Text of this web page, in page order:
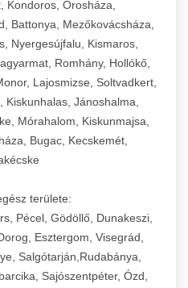
Kondoros, Orosháza,
Battonya, Mezőkovácsháza,
Nyergesújfalu, Kismaros,
Romhány, Hollókő,
Lajosmizse, Soltvadkert,
Kiskunhalas, Jánoshalma,
Mórahalom, Kiskunmajsa,
Bugac, Kecskemét,
területe:
Pécel, Gödöllő, Dunakeszi,
Esztergom, Visegrád,
Salgótarján,Rudabánya,
Sajószentpéter, Ózd,